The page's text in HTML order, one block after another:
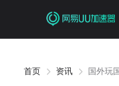
首页 资讯 国外玩